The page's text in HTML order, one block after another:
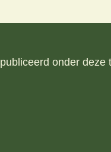
onder deze